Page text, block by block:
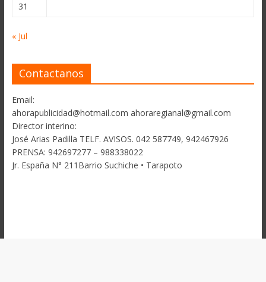
31
« Jul
Contactanos
Email:
ahorapublicidad@hotmail.com ahoraregianal@gmail.com
Director interino:
José Arias Padilla TELF. AVISOS. 042 587749, 942467926
PRENSA: 942697277 – 988338022
Jr. España N° 211Barrio Suchiche • Tarapoto